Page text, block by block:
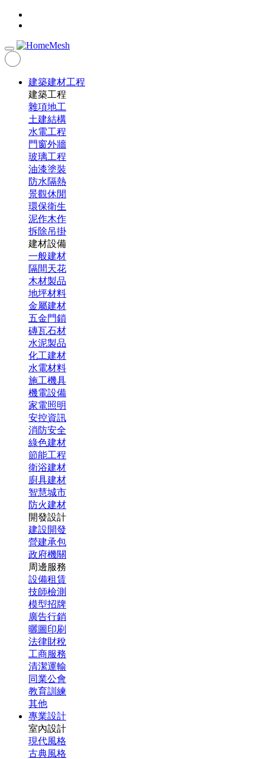
建築建材工程
建築工程
雜項地工
土建結構
水電工程
門窗外牆
玻璃工程
油漆塗裝
防水隔熱
景觀休閒
環保衛生
泥作木作
拆除吊掛
建材設備
一般建材
隔間天花
木材製品
地坪材料
金屬建材
五金門鎖
磚瓦石材
水泥製品
化工建材
水電材料
施工機具
機電設備
家電照明
安控資訊
消防安全
綠色建材
節能工程
衛浴建材
廚具建材
智慧城市
防火建材
開發設計
建設開發
營建承包
政府機關
周邊服務
設備租賃
技師檢測
模型招牌
廣告行銷
曬圖印刷
法律財稅
工商服務
清潔運輸
同業公會
教育訓練
其他
專業設計
室內設計
現代風格
古典風格